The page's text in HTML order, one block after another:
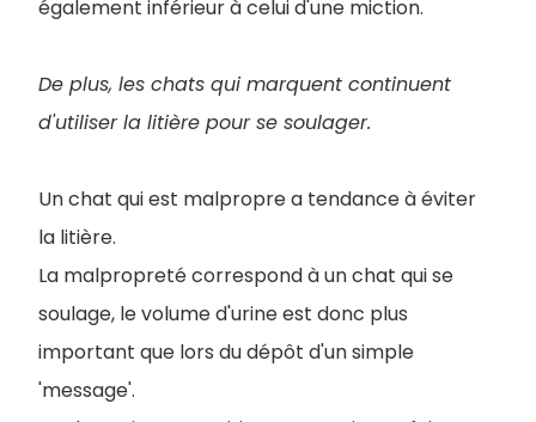
également inférieur à celui d'une miction.
De plus, les chats qui marquent continuent
d'utiliser la litière pour se soulager.
Un chat qui est malpropre a tendance à éviter
la litière.
La malpropreté correspond à un chat qui se
soulage, le volume d'urine est donc plus
important que lors du dépôt d'un simple
'message'.